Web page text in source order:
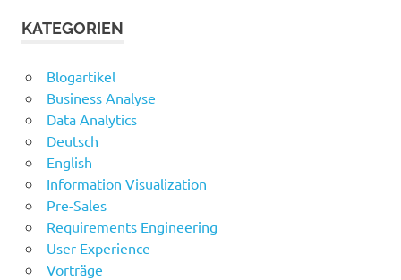
KATEGORIEN
Blogartikel
Business Analyse
Data Analytics
Deutsch
English
Information Visualization
Pre-Sales
Requirements Engineering
User Experience
Vorträge